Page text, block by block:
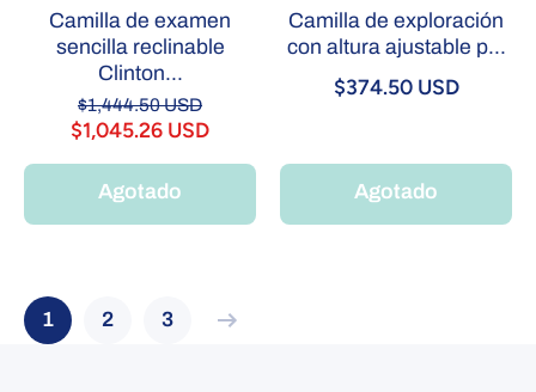
Camilla de examen
sencilla reclinable
Clinton...
$1,444.50 USD
$1,045.26 USD
Agotado
Camilla de exploración
con altura ajustable p...
$374.50 USD
Agotado
1 2 3